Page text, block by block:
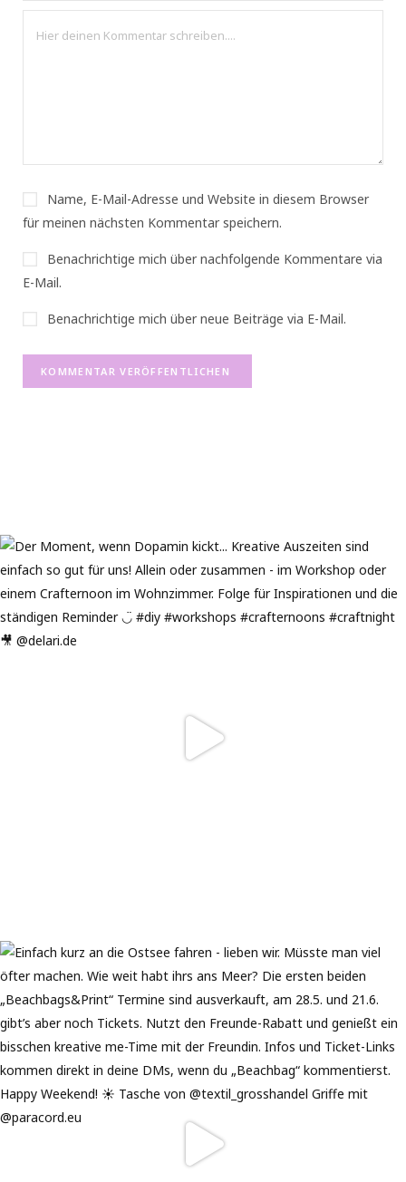
Name, E-Mail-Adresse und Website in diesem Browser
für meinen nächsten Kommentar speichern.
Benachrichtige mich über nachfolgende Kommentare via
E-Mail.
Benachrichtige mich über neue Beiträge via E-Mail.